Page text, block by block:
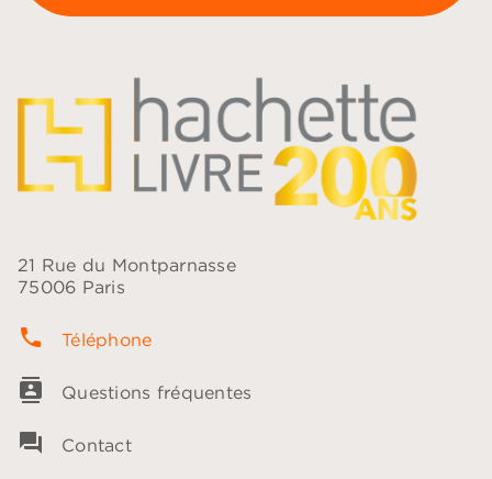
21 Rue du Montparnasse
75006 Paris
phone Téléphone
contacts Questions fréquentes
question_answer Contact